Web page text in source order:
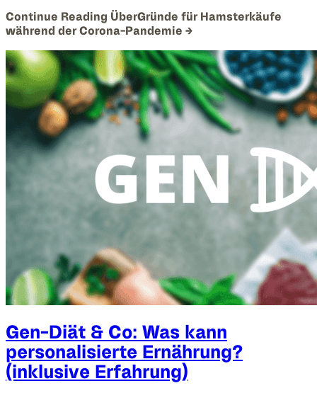
Continue Reading ÜberGründe für Hamsterkäufe
während der Corona-Pandemie →
Gen-Diät & Co: Was kann
personalisierte Ernährung?
(inklusive Erfahrung)